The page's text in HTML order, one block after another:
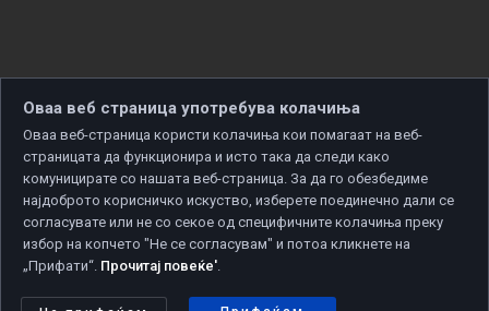
Copyright © 2026 Developed by
Политика за приватност | Политика за колачиња
Оваа веб страница употребува колачиња
Оваа веб-страница користи колачиња кои помагаат на веб-
страницата да функционира и исто така да следи како
комуницирате со нашата веб-страница. За да го обезбедиме
најдоброто корисничко искуство, изберете поединечно дали се
согласувате или не со секое од специфичните колачиња преку
избор на копчето "Не се согласувам" и потоа кликнете на
„Прифати“. Прочитај повеќе'.